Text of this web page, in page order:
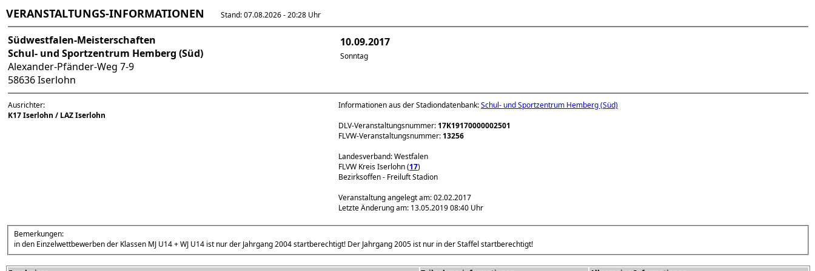
VERANSTALTUNGS-INFORMATIONEN Stand: 07.08.2026 - 20:28 Uhr
Südwestfalen-Meisterschaften
Schul- und Sportzentrum Hemberg (Süd)
Alexander-Pfänder-Weg 7-9
58636 Iserlohn
10.09.2017
Sonntag
Ausrichter:
K17 Iserlohn / LAZ Iserlohn
Informationen aus der Stadiondatenbank:Schul- und Sportzentrum Hemberg (Süd)
DLV-Veranstaltungsnummer:17K19170000002501
FLVW-Veranstaltungsnummer:13256
Landesverband: Westfalen
FLVW Kreis Iserlohn (17)
Bezirksoffen - Freiluft Stadion
Veranstaltung angelegt am: 02.02.2017
Letzte Änderung am: 13.05.2019 08:40 Uhr
Bemerkungen:
in den Einzelwettbewerben der Klassen MJ U14 + WJ U14 ist nur der Jahrgang 2004 startberechtigt! Der Jahrgang 2005 ist nur in der Staffel startberechtigt!